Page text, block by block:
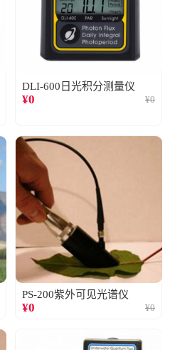
DLI-600日光积分测量仪
¥0 ¥0
PS-200紫外可见光谱仪
¥0 ¥0